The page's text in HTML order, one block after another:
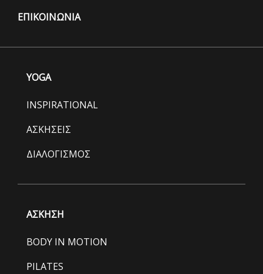
ΕΠΙΚΟΙΝΩΝΙΑ
YOGA
INSPIRATIONAL
ΑΣΚΗΣΕΙΣ
ΔΙΑΛΟΓΙΣΜΟΣ
ΑΣΚΗΣΗ
BODY IN MOTION
PILATES